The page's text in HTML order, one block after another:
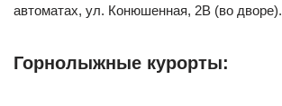
автоматах, ул. Конюшенная, 2В (во дворе).
Горнолыжные курорты: